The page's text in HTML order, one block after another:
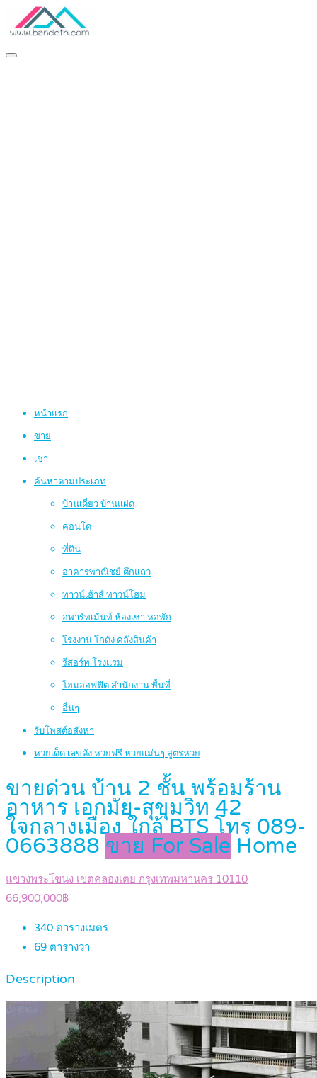
หน้าแรก
ขาย
เช่า
ค้นหาตามประเภท
บ้านเดี่ยว บ้านแฝด
คอนโด
ที่ดิน
อาคารพาณิชย์ ตึกแถว
ทาวน์เฮ้าส์ ทาวน์โฮม
อพาร์ทเม้นท์ ห้องเช่า หอพัก
โรงงาน โกดัง คลังสินค้า
รีสอร์ท โรงแรม
โฮมออฟฟิต สำนักงาน พื้นที่
อื่นๆ
รับโพสต์อสังหา
หวยเด็ด เลขดัง หวยฟรี หวยแม่นๆ สูตรหวย
ขายด่วน บ้าน 2 ชั้น พร้อมร้าน
อาหาร เอกมัย-สุขุมวิท 42
ใจกลางเมือง ใกล้ BTS โทร 089-
0663888 ขาย For Sale Home
แขวงพระโขนง เขตคลองเตย กรุงเทพมหานคร 10110
66,900,000฿
340 ตารางเมตร
69 ตารางวา
Description